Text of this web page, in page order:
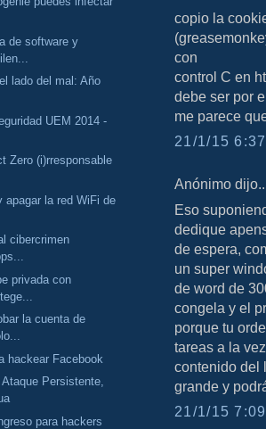
de software y
lado del mal: Año
UEM 2014 -
Zero (i)rresponsable
apagar la red WiFi de
cibercrimen
privada con
la cuenta de
hackear Facebook
Persistente,
para hackers
copio la
con
control C en
debe ser por
me parece
21/1/15
Anónimo
Eso
dedique
de espera,
un super
de word de
congela y el
porque tu
tareas a la
contenido del
grande y
21/1/15